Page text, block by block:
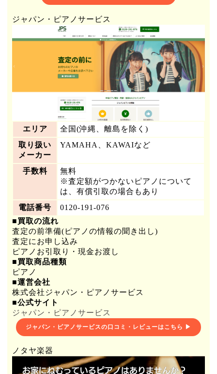
ジャパン・ピアノサービス
エリア
全国(沖縄、離島を除く)
取り扱い
メーカー
YAMAHA、KAWAIなど
手数料
無料
※査定額がつかないピアノについて
は、有償引取の場合もあり
電話番号
0120-191-076
■買取の流れ
査定の前準備(ピアノの情報の聞き出し)
査定にお申し込み
ピアノお引取り・現金お渡し
■買取商品種類
ピアノ
■運営会社
株式会社ジャパン・ピアノサービス
■公式サイト
ジャパン・ピアノサービス
ジャパン・ピアノサービスの口コミ・レビューはこちら ▶
ノタヤ楽器